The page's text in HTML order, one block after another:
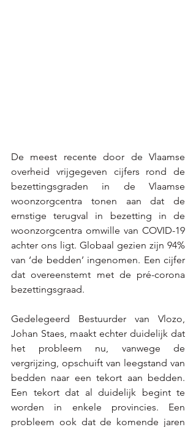
De meest recente door de Vlaamse
overheid vrijgegeven cijfers rond de
bezettingsgraden in de Vlaamse
woonzorgcentra tonen aan dat de
ernstige terugval in bezetting in de
woonzorgcentra omwille van COVID-19
achter ons ligt. Globaal gezien zijn 94%
van ‘de bedden’ ingenomen. Een cijfer
dat overeenstemt met de pré-corona
bezettingsgraad.
Gedelegeerd Bestuurder van Vlozo,
Johan Staes, maakt echter duidelijk dat
het probleem nu, vanwege de
vergrijzing, opschuift van leegstand van
bedden naar een tekort aan bedden.
Een tekort dat al duidelijk begint te
worden in enkele provincies. Een
probleem ook dat de komende jaren